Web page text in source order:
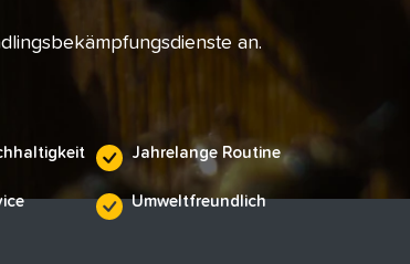
an.
Jahrelange Routine
Umweltfreundlich